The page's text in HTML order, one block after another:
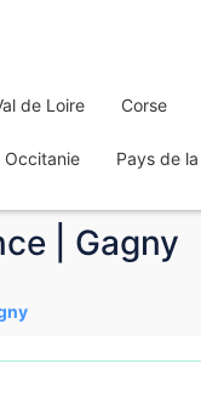
de Loire Corse
Occitanie Pays de
| Gagny